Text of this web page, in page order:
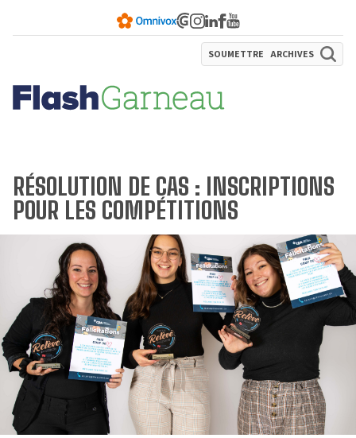
SOUMETTRE ARCHIVES
RÉSOLUTION DE CAS : INSCRIPTIONS
POUR LES COMPÉTITIONS